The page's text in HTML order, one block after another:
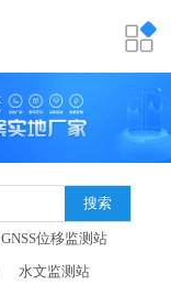
搜索
GNSS位移监测站
水文监测站